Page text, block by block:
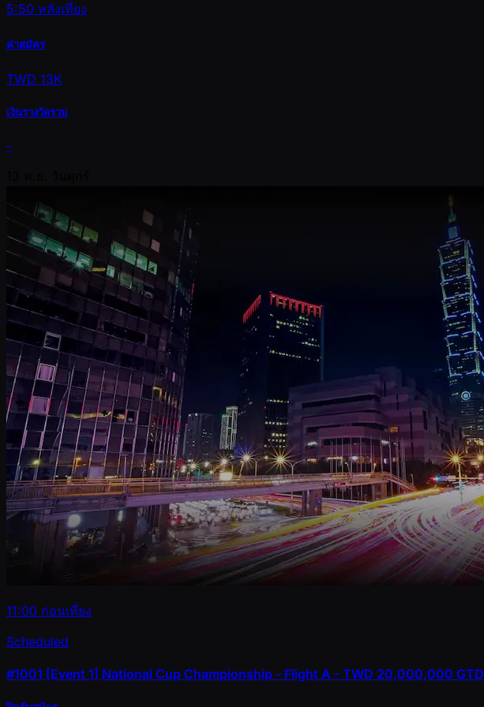
5:50 หลังเที่ยง
ค่าสมัคร
TWD 13K
เงินรางวัลรวม
-
11:00 ก่อนเที่ยง
Scheduled
#1001 [Event 1] National Cup Championship - Flight A - TWD 20,000,000 GTD